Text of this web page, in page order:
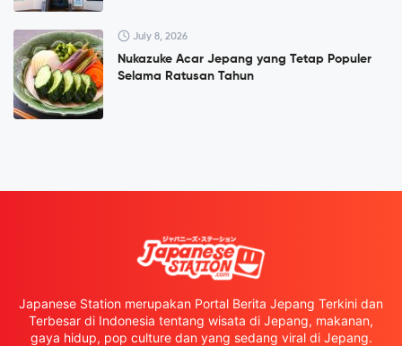
July 8, 2026
Nukazuke Acar Jepang yang Tetap Populer
Selama Ratusan Tahun
Japanese Station merupakan Portal Berita Jepang Terkini dan
Terbesar di Indonesia tentang wisata di Jepang, makanan,
gaya hidup, pop culture dan yang sedang viral di Jepang.